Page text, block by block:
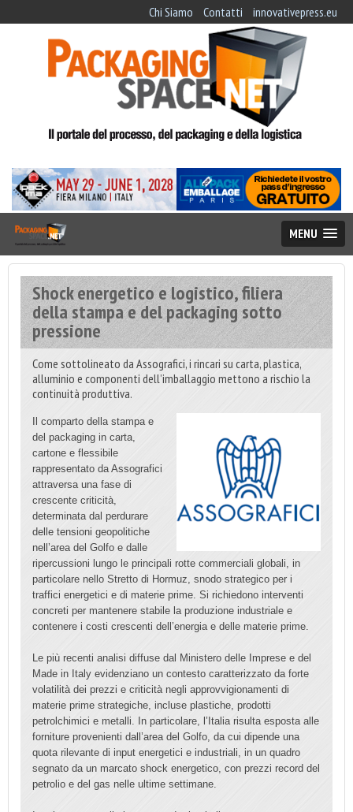
Chi Siamo Contatti innovativepress.eu
MENU
Shock energetico e logistico, filiera
della stampa e del packaging sotto
pressione
Come sottolineato da Assografici, i rincari su carta, plastica,
alluminio e componenti dell’imballaggio mettono a rischio la
continuità produttiva.
Il comparto della stampa e
del packaging in carta,
cartone e flessibile
rappresentato da Assografici
attraversa una fase di
crescente criticità,
determinata dal perdurare
delle tensioni geopolitiche
nell’area del Golfo e dalle
ripercussioni lungo le principali rotte commerciali globali, in
particolare nello Stretto di Hormuz, snodo strategico per i
traffici energetici e di materie prime. Si richiedono interventi
concreti per mantenere stabile la produzione industriale e
contenere i costi crescenti dell’energia e delle materie prime.
Le più recenti analisi diffuse dal Ministero delle Imprese e del
Made in Italy evidenziano un contesto caratterizzato da forte
volatilità dei prezzi e criticità negli approvvigionamenti di
materie prime strategiche, incluse plastiche, prodotti
petrolchimici e metalli. In particolare, l’Italia risulta esposta alle
forniture provenienti dall’area del Golfo, da cui dipende una
quota rilevante di input energetici e industriali, in un quadro
segnato da un marcato shock energetico, con prezzi record del
petrolio e del gas nelle ultime settimane.